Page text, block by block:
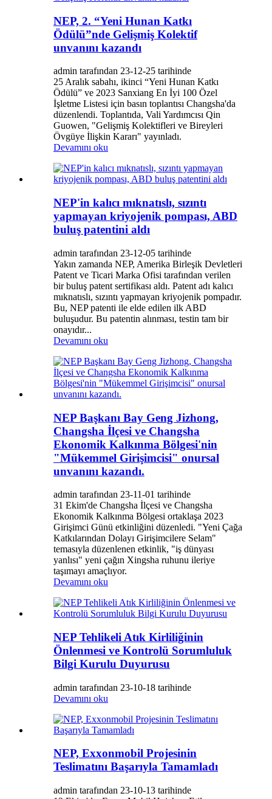
NEP, 2. “Yeni Hunan Katkı
Ödülü”nde Gelişmiş Kolektif
unvanını kazandı
admin tarafından 23-12-25 tarihinde
25 Aralık sabahı, ikinci “Yeni Hunan Katkı
Ödülü” ve 2023 Sanxiang En İyi 100 Özel
İşletme Listesi için basın toplantısı Changsha'da
düzenlendi. Toplantıda, Vali Yardımcısı Qin
Guowen, "Gelişmiş Kolektifleri ve Bireyleri
Övgüye İlişkin Kararı" yayınladı.
Devamını oku
NEP'in kalıcı mıknatıslı, sızıntı
yapmayan kriyojenik pompası, ABD
buluş patentini aldı
admin tarafından 23-12-05 tarihinde
Yakın zamanda NEP, Amerika Birleşik Devletleri
Patent ve Ticari Marka Ofisi tarafından verilen
bir buluş patent sertifikası aldı. Patent adı kalıcı
mıknatıslı, sızıntı yapmayan kriyojenik pompadır.
Bu, NEP patenti ile elde edilen ilk ABD
buluşudur. Bu patentin alınması, testin tam bir
onayıdır...
Devamını oku
NEP Başkanı Bay Geng Jizhong,
Changsha İlçesi ve Changsha
Ekonomik Kalkınma Bölgesi'nin
"Mükemmel Girişimcisi" onursal
unvanını kazandı.
admin tarafından 23-11-01 tarihinde
31 Ekim'de Changsha İlçesi ve Changsha
Ekonomik Kalkınma Bölgesi ortaklaşa 2023
Girişimci Günü etkinliğini düzenledi. "Yeni Çağa
Katkılarından Dolayı Girişimcilere Selam"
temasıyla düzenlenen etkinlik, "iş dünyası
yanlısı" yeni çağın Xingsha ruhunu ileriye
taşımayı amaçlıyor.
Devamını oku
NEP Tehlikeli Atık Kirliliğinin
Önlenmesi ve Kontrolü Sorumluluk
Bilgi Kurulu Duyurusu
admin tarafından 23-10-18 tarihinde
Devamını oku
NEP, Exxonmobil Projesinin
Teslimatını Başarıyla Tamamladı
admin tarafından 23-10-13 tarihinde